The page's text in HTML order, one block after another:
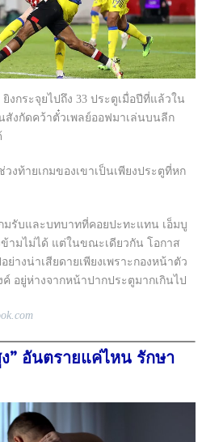
งกระจุยไปถึง 33 ประตูเมื่อปีที่แล้วใน
งกัดคว้าตั๋วเพลย์ออฟมาเล่นบนลีก
งท้ายเกมของเขาเป็นเพียงประตูที่หก
มรับและบทบาทที่คอยปะทะแทน เอ็มบู
ข้ามไม่ได้ แต่ในขณะเดียวกัน โอกาส
ย่างน่าเสียดายเพียงเพราะกองหน้าตัว
อยู่ห่างจากหน้าปากประตูมากเกินไป
” อันตรายแค่ไหน รักษา